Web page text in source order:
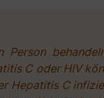
Person
C oder HIV
Hepatitis C